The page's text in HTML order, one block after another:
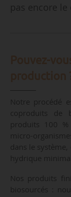
pas encore le
Notre procédé
coproduits de
produits 100
micro-
dans le
hydrique
Nos produits
biosourcés :